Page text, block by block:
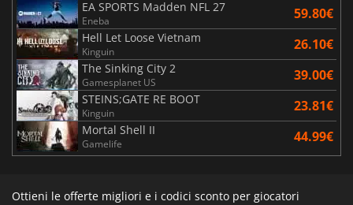
EA SPORTS Madden NFL 27
Eneba 59.80€
Hell Let Loose Vietnam
Kinguin 26.10€
The Sinking City 2
Gamesplanet US 39.00€
STEINS;GATE RE BOOT
Kinguin 23.81€
Mortal Shell II
Gamelife 44.99€
Ottieni le offerte migliori e i codici sconto per giocatori